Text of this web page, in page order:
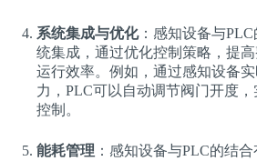
系统集成与优化：感知设备与
统集成，通过优化控制策略，提
运行效率。例如，通过感知设备
力，PLC可以自动调节阀门开度
控制。
能耗管理 ：感知设备与PLC的结